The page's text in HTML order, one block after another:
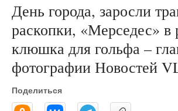
День города, заросли
раскопки, «Мерседес» в
клюшка для гольфа –
фотографии Новостей
Поделиться